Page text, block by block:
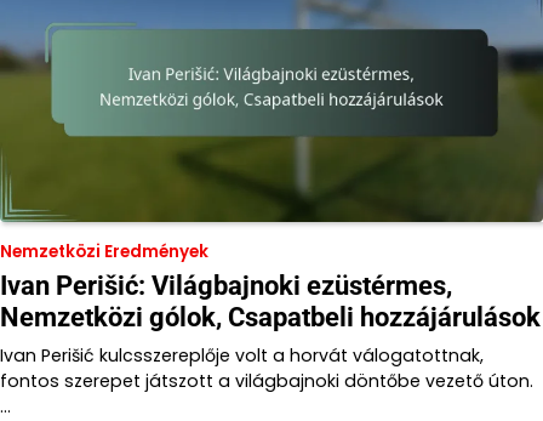
Nemzetközi Eredmények
Ivan Perišić: Világbajnoki ezüstérmes,
Nemzetközi gólok, Csapatbeli hozzájárulások
Ivan Perišić kulcsszereplője volt a horvát válogatottnak,
fontos szerepet játszott a világbajnoki döntőbe vezető úton.
…